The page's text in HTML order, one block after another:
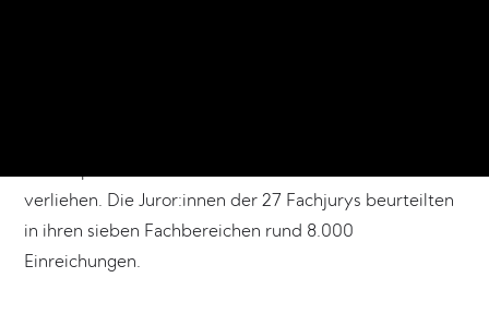
verliehen. Die Juror:innen der 27 Fachjurys beurteilten
in ihren sieben Fachbereichen rund 8.000
Einreichungen.